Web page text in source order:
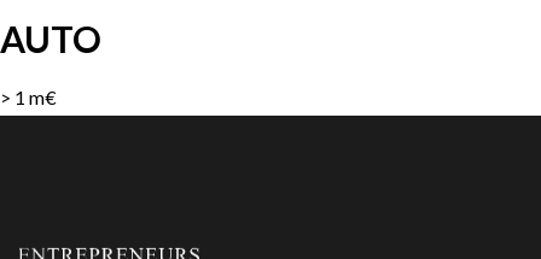
AUTO
> 1 m€